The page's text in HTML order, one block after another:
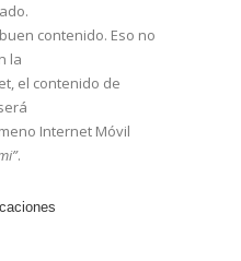
contenido. Eso no
la
el contenido de
Internet Móvil
.